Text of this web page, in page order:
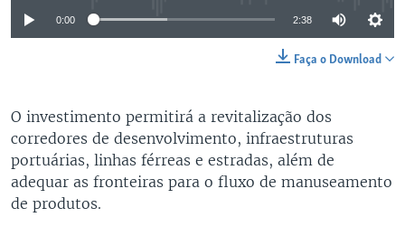
0:00 2:38
Faça o Download
O investimento permitirá a revitalização dos
corredores de desenvolvimento, infraestruturas
portuárias, linhas férreas e estradas, além de
adequar as fronteiras para o fluxo de manuseamento
de produtos.